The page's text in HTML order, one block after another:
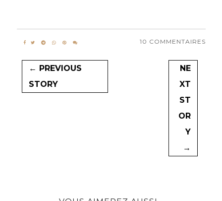
10 COMMENTAIRES
← PREVIOUS
STORY
NE
XT
ST
OR
Y
→